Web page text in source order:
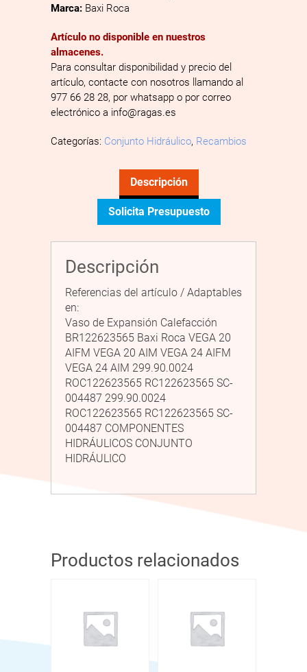
Marca: Baxi Roca
Artículo no disponible en nuestros
almacenes.
Para consultar disponibilidad y precio del
artículo, contacte con nosotros llamando al
977 66 28 28, por whatsapp o por correo
electrónico a info@ragas.es
Categorías: Conjunto Hidráulico, Recambios
Descripción
Solicita Presupuesto
Descripción
Referencias del artículo / Adaptables
en:
Vaso de Expansión Calefacción
BR122623565 Baxi Roca VEGA 20
AIFM VEGA 20 AIM VEGA 24 AIFM
VEGA 24 AIM 299.90.0024
ROC122623565 RC122623565 SC-
004487 299.90.0024
ROC122623565 RC122623565 SC-
004487 COMPONENTES
HIDRÁULICOS CONJUNTO
HIDRÁULICO
Productos relacionados